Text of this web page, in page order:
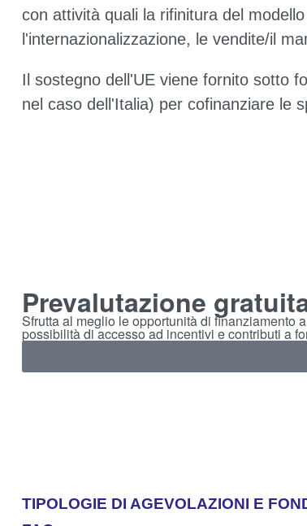
con attività quali la rifinitura del
l'internazionalizzazione, le vendite/il
Il sostegno dell'UE viene fornito sotto
nel caso dell'Italia) per cofinanziare le
Prevalutazione
Sfrutta al meglio le opportunità di finanziamento
possibilità di accesso ad incentivi e contributi a
TIPOLOGIE DI AGEVOLAZIONI E